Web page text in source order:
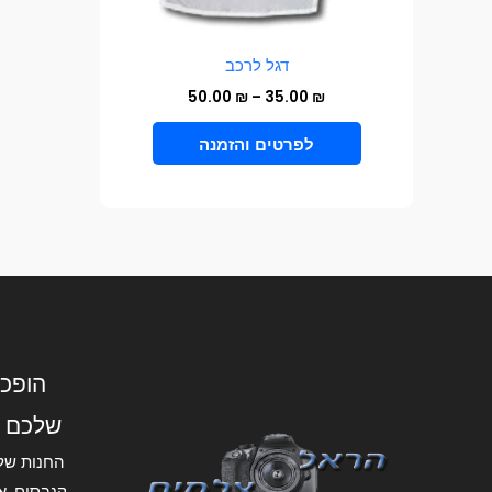
דגל לרכב
35.00 ₪
–
50.00 ₪
VIEW PRODUCT
שלכם
החנות